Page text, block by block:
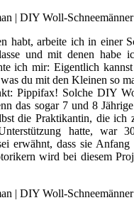
habt, arbeite ich in einer
und mit denen habe
ich mir: Eigentlich
du mit den Kleinen so
Pippifax! Solche DIY
das sogar 7 und 8
die Praktikantin, die ich
hatte, war
erwähnt, dass sie
wird bei diesem